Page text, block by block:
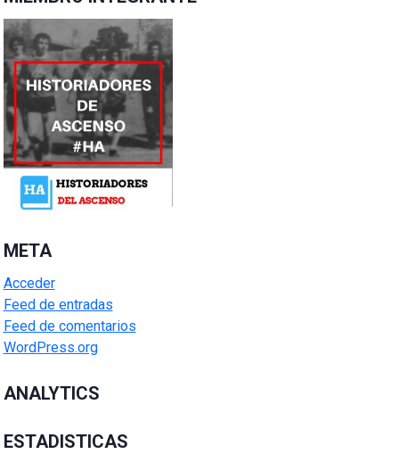
META
Acceder
Feed de entradas
Feed de comentarios
WordPress.org
ANALYTICS
ESTADISTICAS